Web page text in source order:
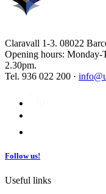
Claravall 1-3. 08022
Opening hours: Monday-
2.30pm.
Tel. 936 022 200 ·
Follow us!
Useful links